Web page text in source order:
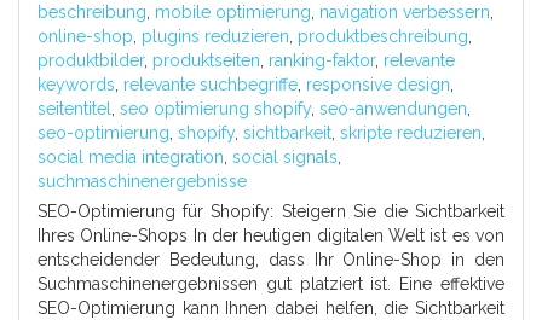
beschreibung, mobile optimierung, navigation verbessern,
online-shop, plugins reduzieren, produktbeschreibung,
produktbilder, produktseiten, ranking-faktor, relevante
keywords, relevante suchbegriffe, responsive design,
seitentitel, seo optimierung shopify, seo-anwendungen,
seo-optimierung, shopify, sichtbarkeit, skripte reduzieren,
social media integration, social signals,
suchmaschinenergebnisse
SEO-Optimierung für Shopify: Steigern Sie die Sichtbarkeit
Ihres Online-Shops In der heutigen digitalen Welt ist es von
entscheidender Bedeutung, dass Ihr Online-Shop in den
Suchmaschinenergebnissen gut platziert ist. Eine effektive
SEO-Optimierung kann Ihnen dabei helfen, die Sichtbarkeit